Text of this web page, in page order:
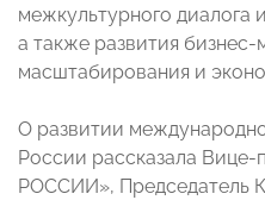
межкультурного диалога
а также развития
масштабирования и
О развитии
России рассказала
РОССИИ», Председатель